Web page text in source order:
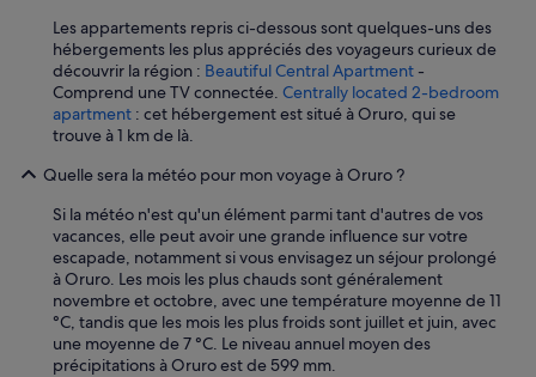
Les appartements repris ci-dessous sont quelques-uns des
hébergements les plus appréciés des voyageurs curieux de
découvrir la région : Beautiful Central Apartment -
Comprend une TV connectée. Centrally located 2-bedroom
apartment : cet hébergement est situé à Oruro, qui se
trouve à 1 km de là.
Quelle sera la météo pour mon voyage à Oruro ?
Si la météo n'est qu'un élément parmi tant d'autres de vos
vacances, elle peut avoir une grande influence sur votre
escapade, notamment si vous envisagez un séjour prolongé
à Oruro. Les mois les plus chauds sont généralement
novembre et octobre, avec une température moyenne de 11
°C, tandis que les mois les plus froids sont juillet et juin, avec
une moyenne de 7 °C. Le niveau annuel moyen des
précipitations à Oruro est de 599 mm.